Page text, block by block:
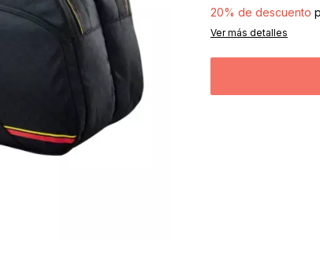
20% de descuento
Ver más detalles